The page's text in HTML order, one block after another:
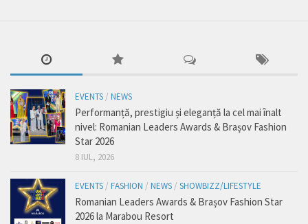
EVENTS / NEWS
Performanță, prestigiu și eleganță la cel mai înalt
nivel: Romanian Leaders Awards & Brașov Fashion
Star 2026
8 IUL, 2026
EVENTS / FASHION / NEWS / SHOWBIZZ/LIFESTYLE
Romanian Leaders Awards & Brașov Fashion Star
2026 la Marabou Resort